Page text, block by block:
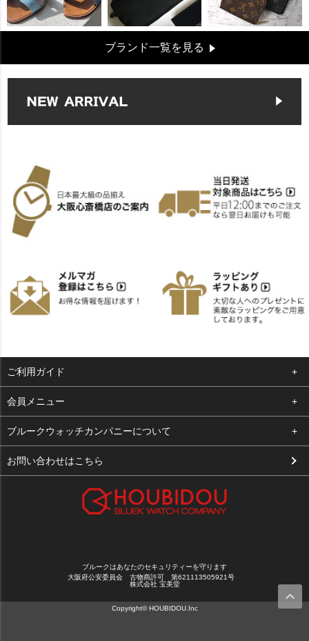
ブランド一覧を見る
ご利用ガイド
よくある質問
支払い・送料
お客様の声
会員メニュー
ログイン
お気に入り
ブルークウォッチカンパニーについて
会社概要
お問い合わせはこちら
ブルークはあなたのセキュリティーを守ります
大阪府公安委員会 古物商許可 第621113505921号
株式会社 宝美堂
Copyright© HOUBIDOU.Inc